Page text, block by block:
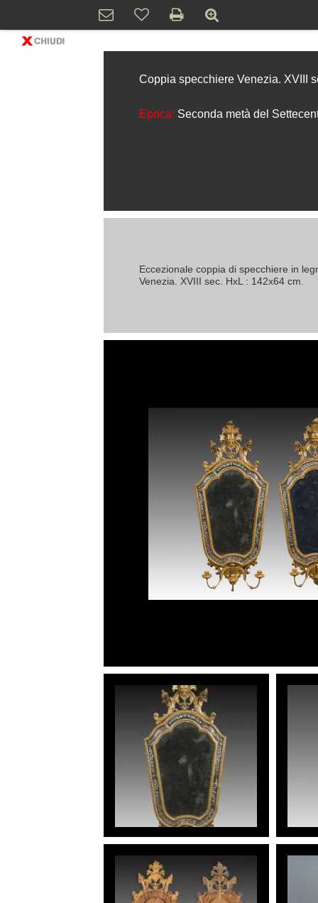
Coppia specchiere Venezia. XVIII
Epoca: Seconda metà del
Eccezionale coppia di specchiere in
Venezia. XVIII sec. HxL : 142x64 cm.